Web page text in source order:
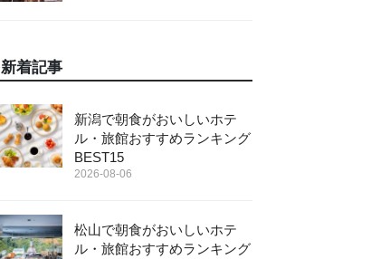
新着記事
新潟で朝食がおいしいホテ
ル・旅館おすすめランキング
BEST15
2026-08-06
松山で朝食がおいしいホテ
ル・旅館おすすめランキング